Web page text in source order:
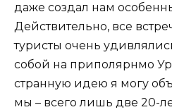
даже создал нам
Действительно, все
туристы очень
собой на приполярнмо
странную идею я могу
мы – всего лишь две 20-